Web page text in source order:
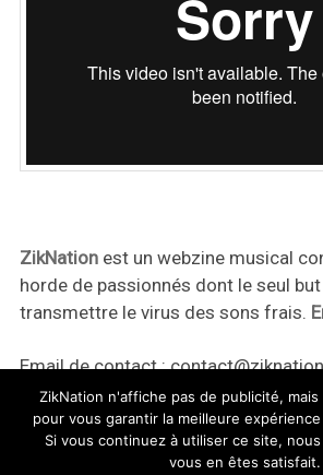
ZikNationest un webzine musical
horde de passionnés dont le seul
transmettre le virus des sons frais.
Email de contact :
ZikNation n'affiche pas de publicité,
pour vous garantir la meilleure
Si vous continuez à utiliser ce site,
vous en êtes satisfait.